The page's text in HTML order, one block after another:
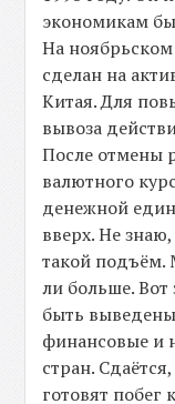
экономикам
На
сделан на
Китая. Для
вывоза
После отмены
валютного
денежной
вверх. Не
такой подъём.
ли больше.
быть
финансовые и
стран.
готовят побег